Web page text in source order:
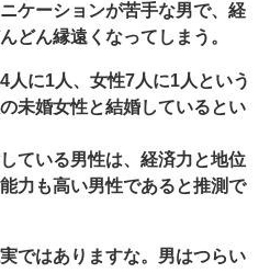
ケーションが苦手な男で、経
どん縁遠くなってしまう。
人に1人、女性7人に1人という
未婚女性と結婚しているとい
ている男性は、経済力と地位
力も高い男性であると推測で
ではありますな。男はつらい